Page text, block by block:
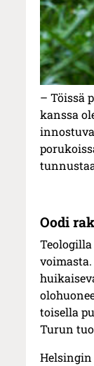
– Töissä
kanssa
Oodi
toisella
Turun